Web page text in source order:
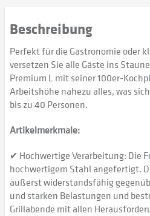
Beschreibung
Perfekt für die Gastronomie oder
versetzen Sie alle Gäste ins
Premium L mit seiner 100er-
Arbeitshöhe nahezu alles, was
bis zu 40 Personen.
Artikelmerkmale:
✔ Hochwertige Verarbeitung: Die
hochwertigem Stahl angefertigt.
äußerst widerstandsfähig
und starken Belastungen und
Grillabende mit allen